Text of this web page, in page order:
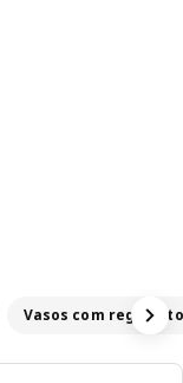
Total de
Vasos com rega